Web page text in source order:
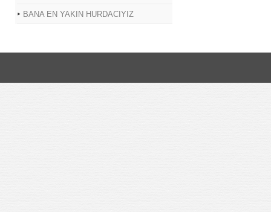
BANA EN YAKIN HURDACIYIZ